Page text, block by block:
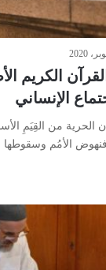
الكريم
الإنساني
الحرية من القِيَمِ
فنهوض الأمُم وسقوطها